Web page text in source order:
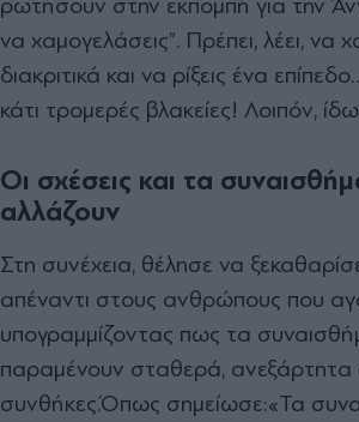
να χαμογελάσεις”. Πρέπει, λέει, να
διακριτικά και να ρίξεις ένα
κάτι τρομερές βλακείες! Λοιπόν,
Οι σχέσεις και τα
αλλάζουν
Στη συνέχεια, θέλησε να
απέναντι στους ανθρώπους που
υπογραμμίζοντας πως τα
παραμένουν σταθερά, ανεξάρτητα
συνθήκες.Όπως σημείωσε:«Τα